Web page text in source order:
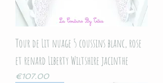
Tour de Lit nuage 5 coussins blanc, rose
et renard Liberty Wiltshire jacinthe
Price
€107.00